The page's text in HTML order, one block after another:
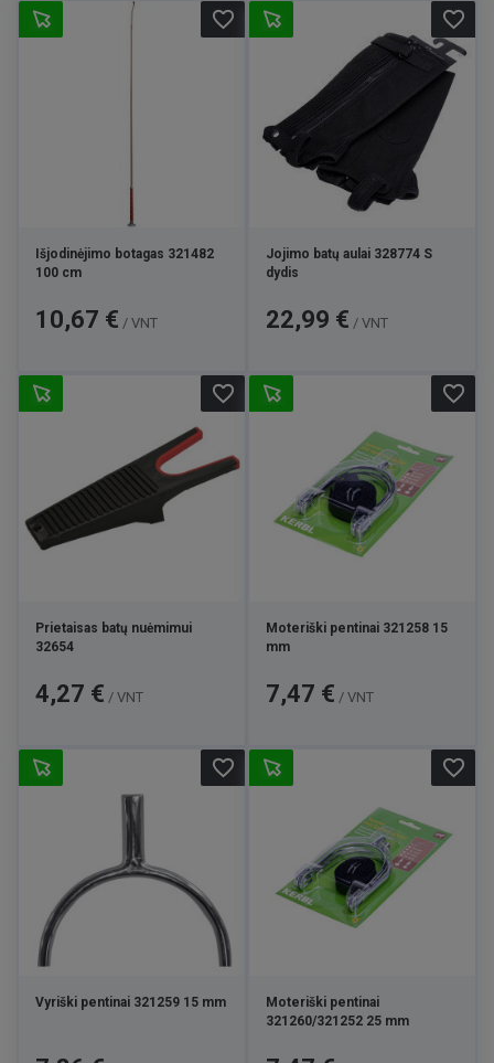
Išjodinėjimo botagas 321482
100 cm
Kaina
10,67 € / VNT
favorite_border
Jojimo batų aulai 328774 S
dydis
Kaina
22,99 € / VNT
favorite_border
Prietaisas batų nuėmimui
32654
Kaina
4,27 € / VNT
favorite_border
Moteriški pentinai 321258 15
mm
Kaina
7,47 € / VNT
favorite_border
Vyriški pentinai 321259 15 mm
favorite_border
Moteriški pentinai
321260/321252 25 mm
favorite_border